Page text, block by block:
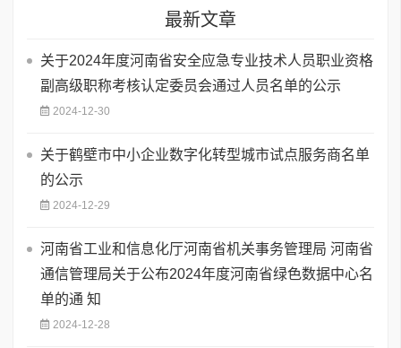
最新文章
关于2024年度河南省安全应急专业技术人员职业资格
副高级职称考核认定委员会通过人员名单的公示
2024-12-30
关于鹤壁市中小企业数字化转型城市试点服务商名单
的公示
2024-12-29
河南省工业和信息化厅河南省机关事务管理局 河南省
通信管理局关于公布2024年度河南省绿色数据中心名
单的通 知
2024-12-28